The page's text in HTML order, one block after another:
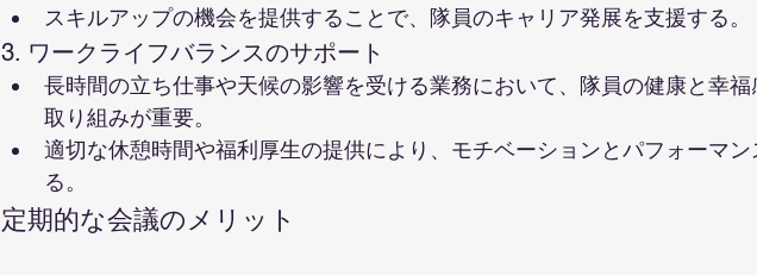
スキルアップの機会を提供することで、隊員のキャリア発展を支援する。
3. ワークライフバランスのサポート
長時間の立ち仕事や天候の影響を受ける業務において、隊員の健康と幸福
取り組みが重要。
適切な休憩時間や福利厚生の提供により、モチベーションとパフォーマ
る。
定期的な会議のメリット